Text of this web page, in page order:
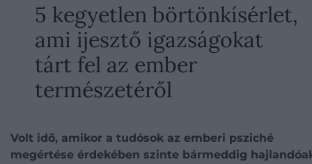
5 kegyetlen börtönkísérlet,
ami ijesztő igazságokat
tárt fel az ember
természetéről
Volt idő, amikor a tudósok az emberi psziché
megértése érdekében szinte bármeddig